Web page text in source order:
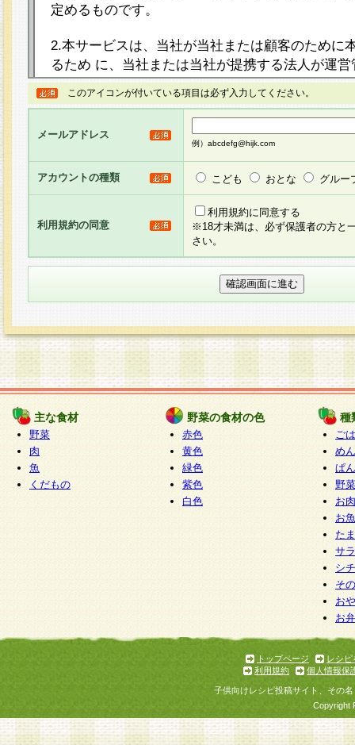
定めるものです。
2.本サービスは、当社が当社または顧客のために
るため に、当社または当社が提携する法人が運
ト（以下「本サイト」といいます。）上に本サー
ージを設け、会員がアンケー ト調査に回答する
し、その結果を当社が集計・分析その他の利用を
るものです。なお、本サービスは、それぞれの目
員に対して本サービスの依頼を行うこともあり、
た全ての会員に対して本サービスの依頼をすると
りま す。
3.当社は、会員の事前の承諾を得ることなく、当
方 法・手段にて、本規約を任意に制定、変更ま
きるものとします。改定後の本規約等は、本規約
に掲示したときに、その 他の諸規定については
てその効力を生じるものとします。
4.本規約は、会員登録希望者による会員登録手続
の当社による会員登録の承認が完了した時点で会
たものとみなされ、会員に対して適用されるもの
5.当社がお聞きする個人情報は、すべて会員登録
で提 供いただいたものと考えております。従っ
自らの個人情報の提供を希望されない場合には、
をお預かりいたしません が、提供されないこと
商品やサービス等をご利用いただけない場合があ
了承ください。
6.当社は、お客様から当社が保有している個人情
加・ 利用停止等を求められた場合には、ご本人
て確認できた場合に限り、法令に準拠して合理的
いただきます。なお、開示 請求等の請求先は個
ります。
1.会員とは、本規約等を承諾のうえ、当社所定の
了し、当社が承認した者、グループとします。な
が以下に該当する場合は会員登録をすることがで
このアイコンが付いている項目は必ず入力してください。
メールアドレス
例）abcdefg@hijk.com
アカウントの種類 こども おとな グルー
利用規約の同意
利用規約に同意する
※18才未満は、必ず保護者の方と
さい。
主な食材
野菜
肉
魚
くだもの
野菜の食材の色
赤色
黄色
緑色
紫色
白色
種
ご
めん
ぱん
野
お
お
た
サ
シ
そ
お
お
トップページ
レシピ
利用規約
個人情報保
子供向けレシピ投稿サイト、その
Copyright